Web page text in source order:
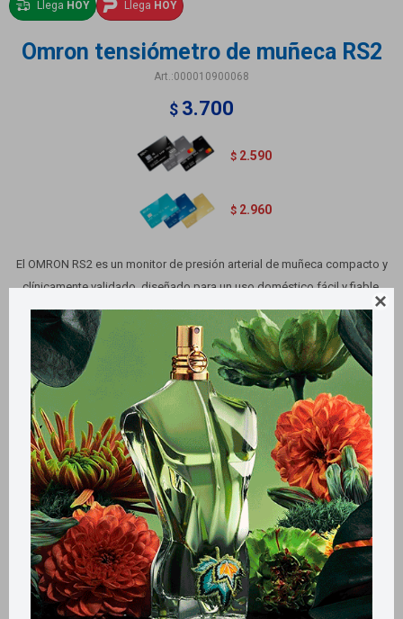

Llega HOY Llega HOY
Omron tensiómetro de muñeca RS2
000010900068
$ 3.700
$ 2.590
$ 2.960
El OMRON RS2 es un monitor de presión arterial de muñeca compacto y
clínicamente validado, diseñado para un uso doméstico fácil y fiable.
Almacena hasta 30 lecturas e incluye un brazalete de 13,5 a 21,5 cm y un
práctico estuche.
Métodos y costos de envío
Retiros gratuitos en tiendas
Productos que te pueden interesar